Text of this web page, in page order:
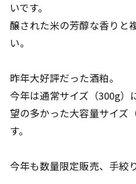
いです。
醸された米の芳醇な香りと
い。
昨年大好評だった酒粕。
今年は通常サイズ（300g）
望の多かった大容量サイズ
す。
今年も数量限定販売、手絞